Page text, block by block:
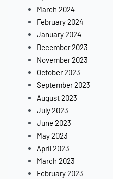
March 2024
February 2024
January 2024
December 2023
November 2023
October 2023
September 2023
August 2023
July 2023
June 2023
May 2023
April 2023
March 2023
February 2023